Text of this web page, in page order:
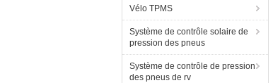
Vélo TPMS
Système de contrôle solaire de
pression des pneus
Système de contrôle de pression
des pneus de rv